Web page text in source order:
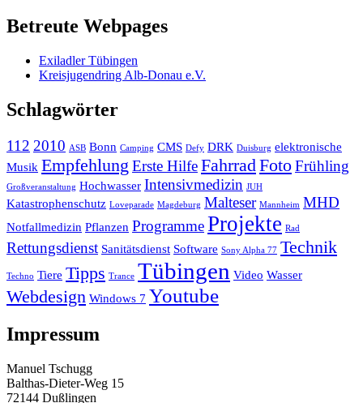
Betreute Webpages
Exiladler Tübingen
Kreisjugendring Alb-Donau e.V.
Schlagwörter
112 2010 ASB Bonn Camping CMS Defy DRK Duisburg elektronische
Musik Empfehlung Erste HilfeFahrrad FotoFrühling
Großveranstaltung Hochwasser Intensivmedizin JUH
Katastrophenschutz Loveparade Magdeburg Malteser Mannheim MHD
Notfallmedizin Pflanzen ProgrammeProjekte Rad
Rettungsdienst Sanitätsdienst Software Sony Alpha 77 Technik
Techno Tiere Tipps Trance Tübingen Video Wasser
Webdesign Windows 7 Youtube
Impressum
Manuel Tschugg
Balthas-Dieter-Weg 15
72144 Dußlingen